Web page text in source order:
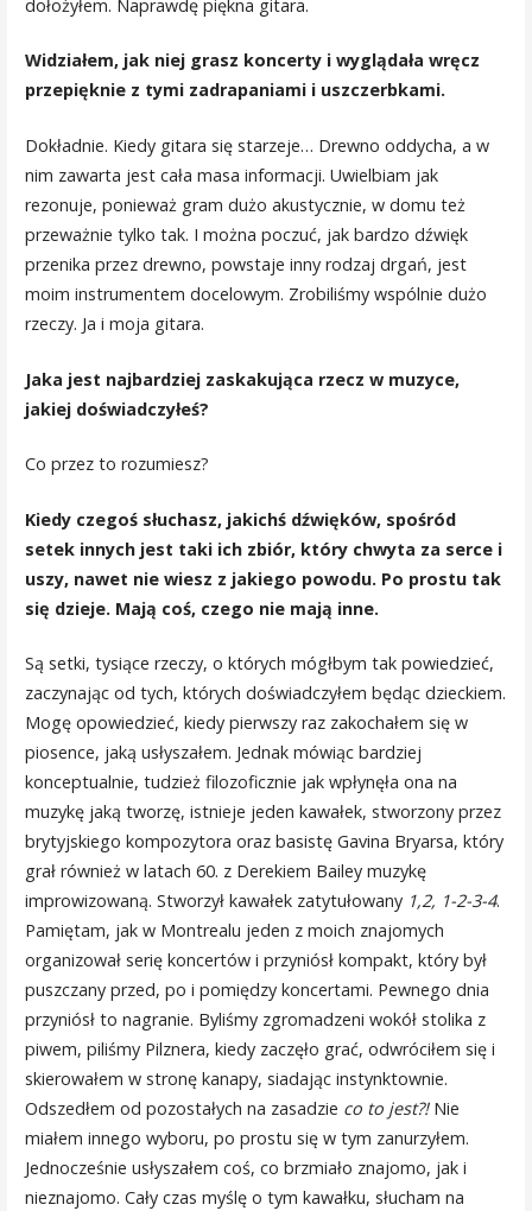
dołożyłem. Naprawdę piękna gitara.
Widziałem, jak niej grasz koncerty i wyglądała wręcz
przepięknie z tymi zadrapaniami i uszczerbkami.
Dokładnie. Kiedy gitara się starzeje… Drewno oddycha, a w
nim zawarta jest cała masa informacji. Uwielbiam jak
rezonuje, ponieważ gram dużo akustycznie, w domu też
przeważnie tylko tak. I można poczuć, jak bardzo dźwięk
przenika przez drewno, powstaje inny rodzaj drgań, jest
moim instrumentem docelowym. Zrobiliśmy wspólnie dużo
rzeczy. Ja i moja gitara.
Jaka jest najbardziej zaskakująca rzecz w muzyce,
jakiej doświadczyłeś?
Co przez to rozumiesz?
Kiedy czegoś słuchasz, jakichś dźwięków, spośród
setek innych jest taki ich zbiór, który chwyta za serce i
uszy, nawet nie wiesz z jakiego powodu. Po prostu tak
się dzieje. Mają coś, czego nie mają inne.
Są setki, tysiące rzeczy, o których mógłbym tak powiedzieć,
zaczynając od tych, których doświadczyłem będąc dzieckiem.
Mogę opowiedzieć, kiedy pierwszy raz zakochałem się w
piosence, jaką usłyszałem. Jednak mówiąc bardziej
konceptualnie, tudzież filozoficznie jak wpłynęła ona na
muzykę jaką tworzę, istnieje jeden kawałek, stworzony przez
brytyjskiego kompozytora oraz basistę Gavina Bryarsa, który
grał również w latach 60. z Derekiem Bailey muzykę
improwizowaną. Stworzył kawałek zatytułowany 1,2, 1-2-3-4.
Pamiętam, jak w Montrealu jeden z moich znajomych
organizował serię koncertów i przyniósł kompakt, który był
puszczany przed, po i pomiędzy koncertami. Pewnego dnia
przyniósł to nagranie. Byliśmy zgromadzeni wokół stolika z
piwem, piliśmy Pilznera, kiedy zaczęło grać, odwróciłem się i
skierowałem w stronę kanapy, siadając instynktownie.
Odszedłem od pozostałych na zasadzie co to jest?! Nie
miałem innego wyboru, po prostu się w tym zanurzyłem.
Jednocześnie usłyszałem coś, co brzmiało znajomo, jak i
nieznajomo. Cały czas myślę o tym kawałku, słucham na